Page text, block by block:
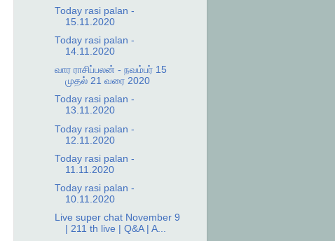
Today rasi palan -
15.11.2020
Today rasi palan -
14.11.2020
வார ராசிப்பலன் - நவம்பர் 15
முதல் 21 வரை 2020
Today rasi palan -
13.11.2020
Today rasi palan -
12.11.2020
Today rasi palan -
11.11.2020
Today rasi palan -
10.11.2020
Live super chat November 9
| 211 th live | Q&A | A...